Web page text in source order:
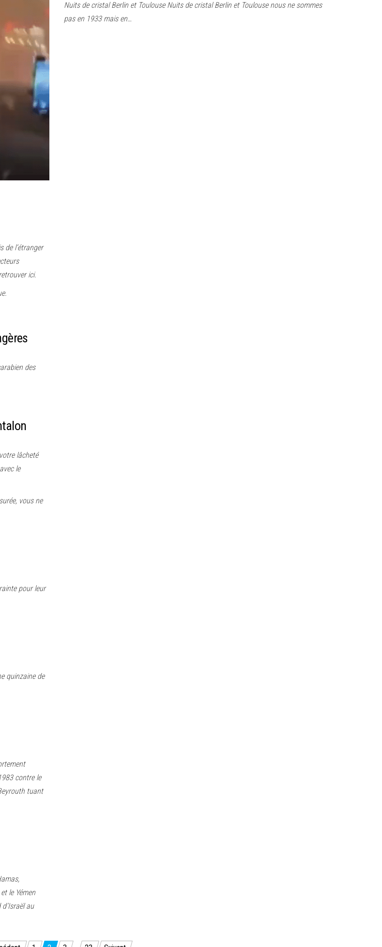
Nuits de cristal Berlin et Toulouse Nuits de cristal Berlin et Toulouse nous ne sommes
pas en 1933 mais en…
de l’étranger
ici.
des
lâcheté
le
vous ne
pour leur
quinzaine de
contre le
tuant
le Yémen
au